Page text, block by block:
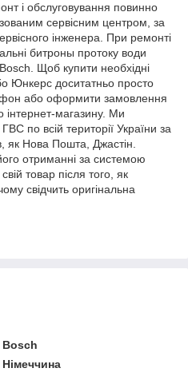
і обслуговування повинно
сервісним центром, за
інженера. При ремонті
битроны протоку води
. Щоб купити необхідні
Юнкерс доситатньо просто
або оформити замовлення
магазину. Ми
по всій території України за
як Нова Пошта, Джастін.
отриманні за системою
товар після того, як
свідчить оригінальна
Bosch
Німеччина